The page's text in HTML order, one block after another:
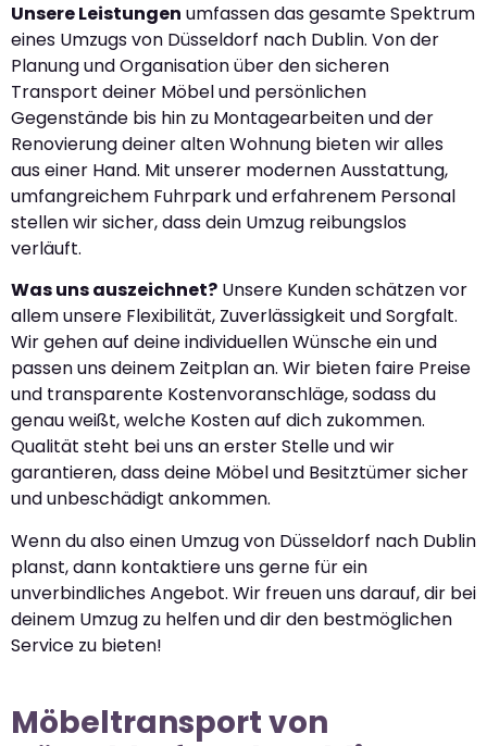
Unsere Leistungen umfassen das gesamte Spektrum
eines Umzugs von Düsseldorf nach Dublin. Von der
Planung und Organisation über den sicheren
Transport deiner Möbel und persönlichen
Gegenstände bis hin zu Montagearbeiten und der
Renovierung deiner alten Wohnung bieten wir alles
aus einer Hand. Mit unserer modernen Ausstattung,
umfangreichem Fuhrpark und erfahrenem Personal
stellen wir sicher, dass dein Umzug reibungslos
verläuft.
Was uns auszeichnet? Unsere Kunden schätzen vor
allem unsere Flexibilität, Zuverlässigkeit und Sorgfalt.
Wir gehen auf deine individuellen Wünsche ein und
passen uns deinem Zeitplan an. Wir bieten faire Preise
und transparente Kostenvoranschläge, sodass du
genau weißt, welche Kosten auf dich zukommen.
Qualität steht bei uns an erster Stelle und wir
garantieren, dass deine Möbel und Besitztümer sicher
und unbeschädigt ankommen.
Wenn du also einen Umzug von Düsseldorf nach Dublin
planst, dann kontaktiere uns gerne für ein
unverbindliches Angebot. Wir freuen uns darauf, dir bei
deinem Umzug zu helfen und dir den bestmöglichen
Service zu bieten!
Möbeltransport von